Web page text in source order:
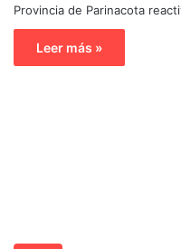
Provincia de Parinacota
Leer más »